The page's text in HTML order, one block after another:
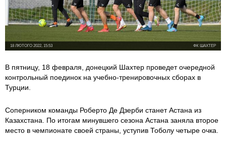
ФК ШАХТЕР
18 ЛЮТОГО 2022, 15:53
В пятницу, 18 февраля, донецкий Шахтер проведет очередной
контрольный поединок на учебно-тренировочных сборах в
Турции.
Соперником команды Роберто Де Дзерби станет Астана из
Казахстана. По итогам минувшего сезона Астана заняла второе
место в чемпионате своей страны, уступив Тоболу четыре очка.